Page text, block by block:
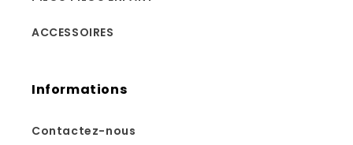
ACCESSOIRES
Informations
Contactez-nous